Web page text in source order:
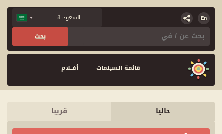
قائمة السينمات أفــلام
حاليا قريبا